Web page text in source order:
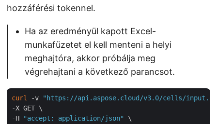
hozzáférési tokennel.
Ha az eredményül kapott Excel-
munkafüzetet el kell menteni a helyi
meghajtóra, akkor próbálja meg
végrehajtani a következő parancsot.
curl -v
"https://api.aspose.cloud/v3.0/cells/
-X GET \
-H
"accept: application/json"
\